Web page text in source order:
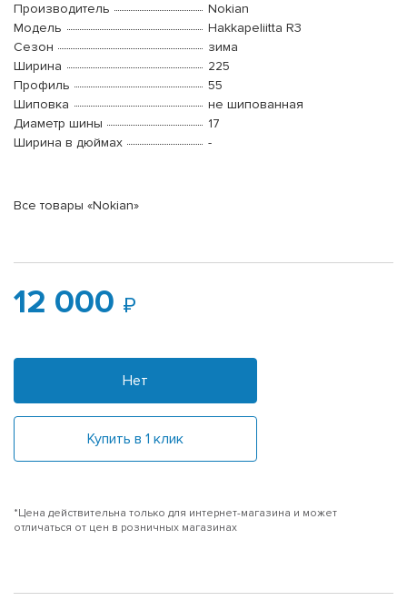
Производитель
Nokian
Модель
Hakkapeliitta R3
Сезон
зима
Ширина
225
Профиль
55
Шиповка
не шипованная
Диаметр шины
17
Ширина в дюймах
-
Все товары «Nokian»
12 000
Нет
Купить в 1 клик
*Цена действительна только для интернет-магазина и может
отличаться от цен в розничных магазинах